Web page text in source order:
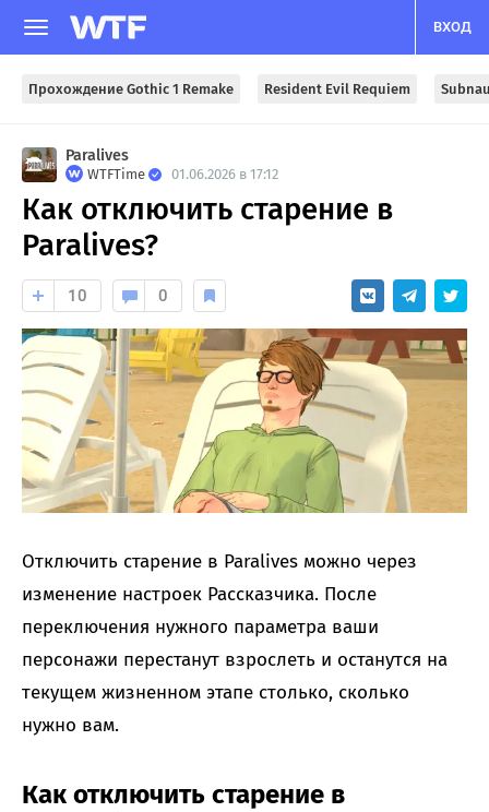
ВХОД
Прохождение Gothic 1 Remake Resident Evil Requiem
Paralives
WTFTime 01.06.2026 в 17:12
Как отключить старение в
Paralives?
10 0
Отключить старение в Paralives можно через
изменение настроек Рассказчика. После
переключения нужного параметра ваши
персонажи перестанут взрослеть и останутся на
текущем жизненном этапе столько, сколько
нужно вам.
Как отключить старение в